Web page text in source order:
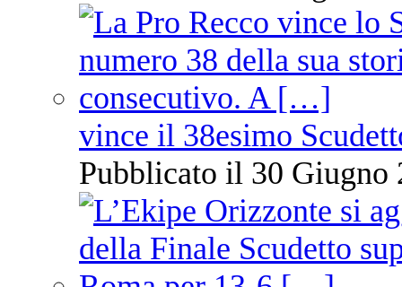
vince il 38esimo
Pubblicato il 30 Giugno